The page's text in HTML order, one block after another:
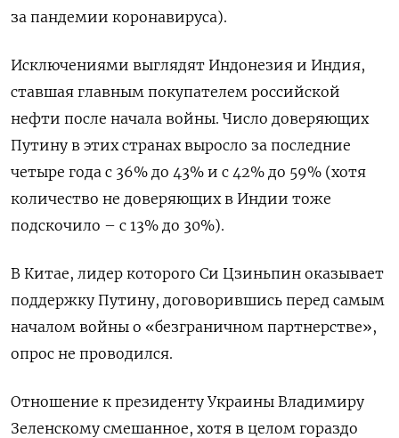
за пандемии коронавируса).
Исключениями выглядят Индонезия и Индия,
ставшая главным покупателем российской
нефти после начала войны. Число доверяющих
Путину в этих странах выросло за последние
четыре года с 36% до 43% и с 42% до 59% (хотя
количество не доверяющих в Индии тоже
подскочило – с 13% до 30%).
В Китае, лидер которого Си Цзиньпин оказывает
поддержку Путину, договорившись перед самым
началом войны о «безграничном партнерстве»,
опрос не проводился.
Отношение к президенту Украины Владимиру
Зеленскому смешанное, хотя в целом гораздо